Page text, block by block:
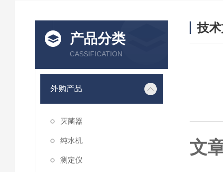
产品分类
CASSIFICATION
外购产品
灭菌器
纯水机
测定仪
技
文